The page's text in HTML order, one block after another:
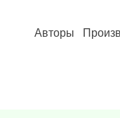
Авторы